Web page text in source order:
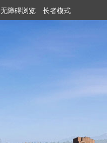
无障碍浏览 长者模式